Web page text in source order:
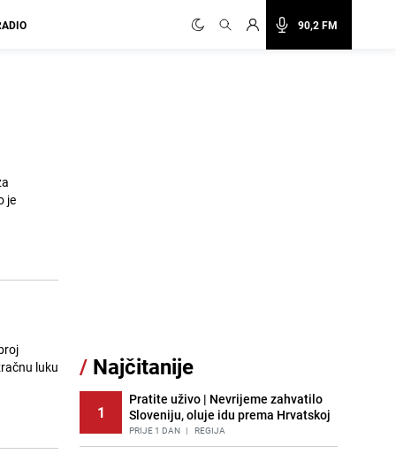
90,2 FM
je
luku
/ Najčitanije
1
Pratite uživo | Nevrijeme zahvatilo
Sloveniju, oluje idu prema Hrvatskoj
PRIJE 1 DAN | REGIJA